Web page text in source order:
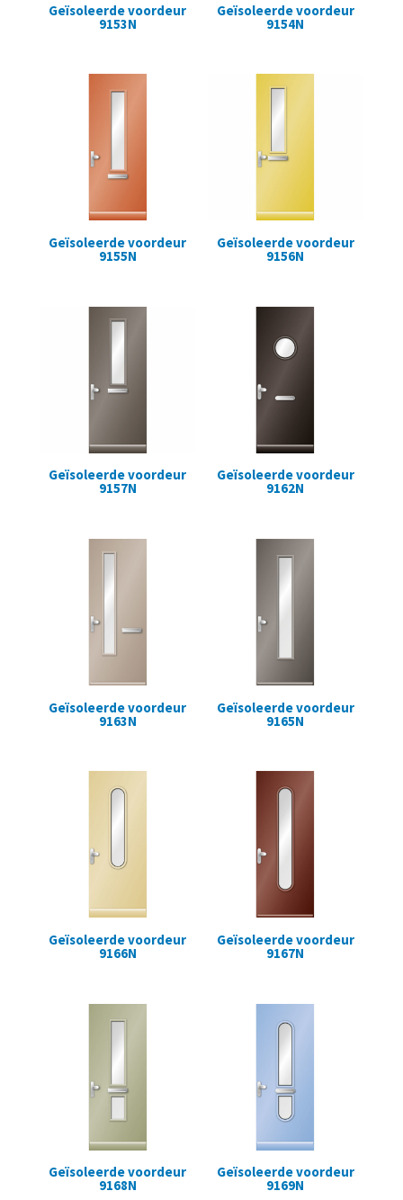
Geïsoleerde voordeur
9153N
Geïsoleerde voordeur
9154N
Geïsoleerde voordeur
9155N
Geïsoleerde voordeur
9156N
Geïsoleerde voordeur
9157N
Geïsoleerde voordeur
9162N
Geïsoleerde voordeur
9163N
Geïsoleerde voordeur
9165N
Geïsoleerde voordeur
9166N
Geïsoleerde voordeur
9167N
Geïsoleerde voordeur
9168N
Geïsoleerde voordeur
9169N